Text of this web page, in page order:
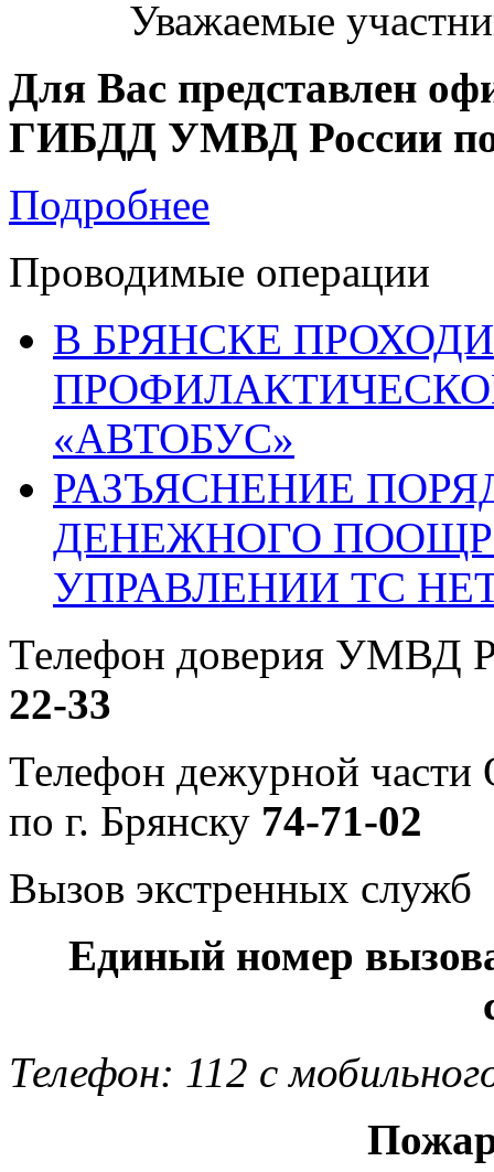
Уважаемые
Для Вас представлен
ГИБДД УМВД России по
Подробнее
Проводимые операции
В БРЯНСКЕ
«АВТОБУС»
РАЗЪЯСНЕНИЕ
ДЕНЕЖНОГО
УПРАВЛЕНИИ ТС
Телефон доверия УМВД
22-33
Телефон дежурной
по г. Брянску 74-71-02
Вызов экстренных служб
Единый номер
Телефон: 112 с